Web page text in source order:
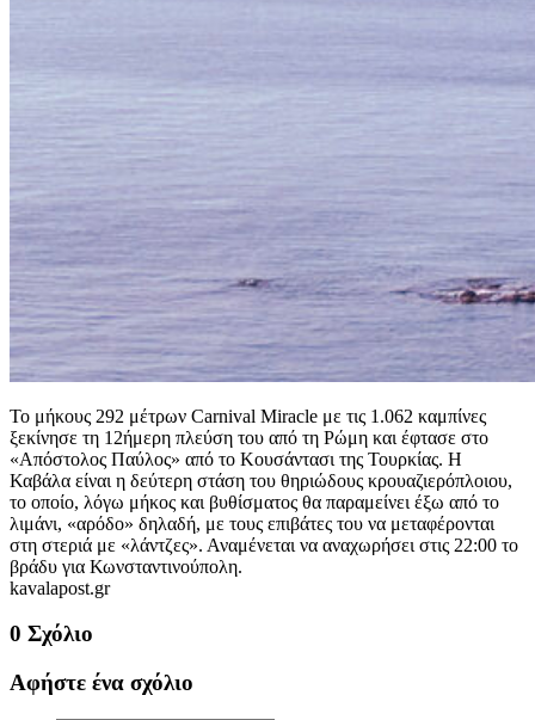
Το μήκους 292 μέτρων Carnival Miracle με τις 1.062 καμπίνες
ξεκίνησε τη 12ήμερη πλεύση του από τη Ρώμη και έφτασε στο
«Απόστολος Παύλος» από το Κουσάντασι της Τουρκίας. Η
Καβάλα είναι η δεύτερη στάση του θηριώδους κρουαζιερόπλοιου,
το οποίο, λόγω μήκος και βυθίσματος θα παραμείνει έξω από το
λιμάνι, «αρόδο» δηλαδή, με τους επιβάτες του να μεταφέρονται
στη στεριά με «λάντζες». Αναμένεται να αναχωρήσει στις 22:00 το
βράδυ για Κωνσταντινούπολη.
kavalapost.gr
0 Σχόλιο
Αφήστε ένα σχόλιο